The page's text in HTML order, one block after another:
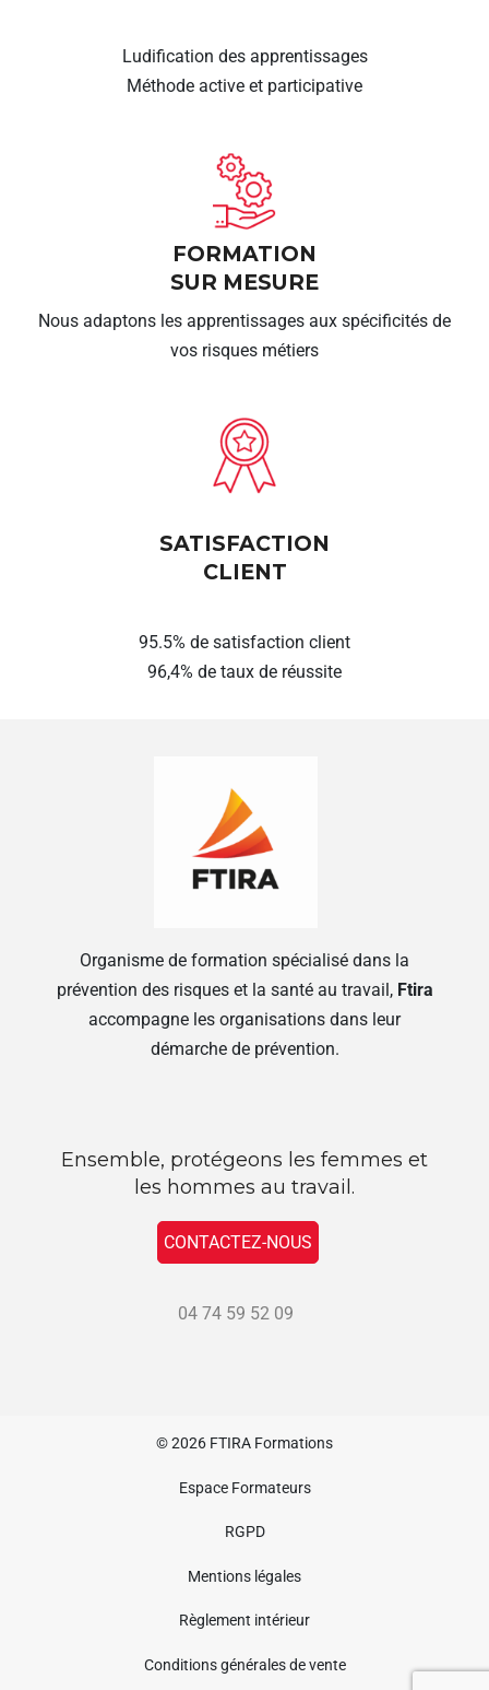
Ludification des apprentissages
Méthode active et participative
FORMATION
SUR MESURE
Nous adaptons les apprentissages aux spécificités de
vos risques métiers
SATISFACTION
CLIENT
95.5% de satisfaction client
96,4% de taux de réussite
Organisme de formation spécialisé dans la
prévention des risques et la santé au travail, Ftira
accompagne les organisations dans leur
démarche de prévention.
Ensemble, protégeons les femmes et
les hommes au travail.
CONTACTEZ-NOUS
04 74 59 52 09
© 2026 FTIRA Formations
Espace Formateurs
RGPD
Mentions légales
Règlement intérieur
Conditions générales de vente